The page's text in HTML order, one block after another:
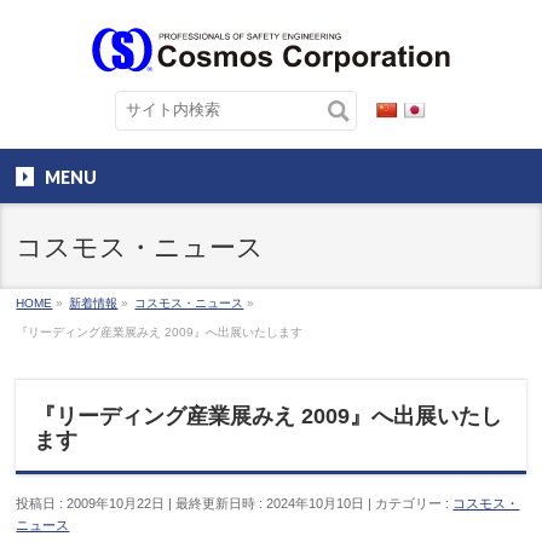
MENU
コスモス・ニュース
HOME » 新着情報 » コスモス・ニュース »
『リーディング産業展みえ 2009』へ出展いたします
『リーディング産業展みえ 2009』へ出展いたし
ます
投稿日 : 2009年10月22日 最終更新日時 : 2024年10月10日 カテゴリー : コスモス・
ニュース